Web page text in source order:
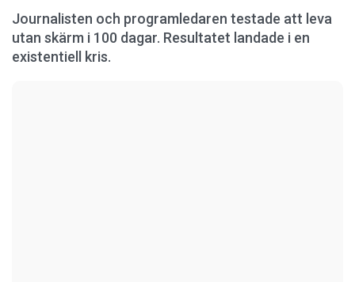
Journalisten och programledaren testade att leva
utan skärm i 100 dagar. Resultatet landade i en
existentiell kris.